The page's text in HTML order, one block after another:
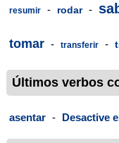
resumir - rodar -
tomar - transferir -
Últimos verbos
asentar - Desactive